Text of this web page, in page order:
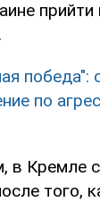
прийти
победа":
по
в Кремле
того,